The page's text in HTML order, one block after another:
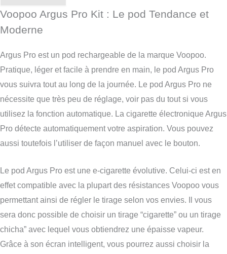
Voopoo Argus Pro Kit : Le pod Tendance et
Moderne
Argus Pro est un pod rechargeable de la marque Voopoo.
Pratique, léger et facile à prendre en main, le pod Argus Pro
vous suivra tout au long de la journée. Le pod Argus Pro ne
nécessite que très peu de réglage, voir pas du tout si vous
utilisez la fonction automatique. La cigarette électronique Argus
Pro détecte automatiquement votre aspiration. Vous pouvez
aussi toutefois l’utiliser de façon manuel avec le bouton.
Le pod Argus Pro est une e-cigarette évolutive. Celui-ci est en
effet compatible avec la plupart des résistances Voopoo vous
permettant ainsi de régler le tirage selon vos envies. Il vous
sera donc possible de choisir un tirage “cigarette” ou un tirage
chicha” avec lequel vous obtiendrez une épaisse vapeur.
Grâce à son écran intelligent, vous pourrez aussi choisir la